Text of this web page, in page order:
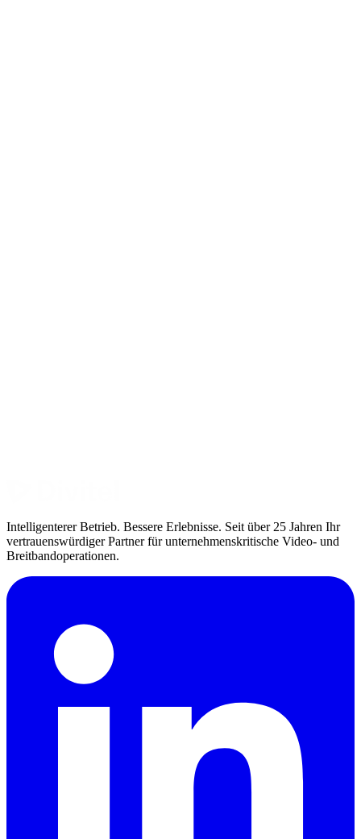
Intelligenterer Betrieb. Bessere Erlebnisse. Seit über 25 Jahren Ihr
vertrauenswürdiger Partner für unternehmenskritische Video- und
Breitbandoperationen.